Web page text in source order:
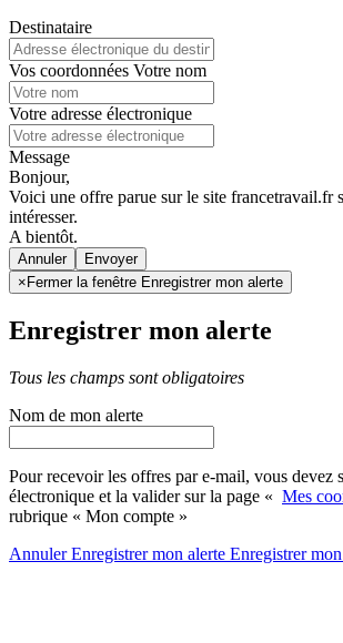
Destinataire
Vos coordonnées Votre nom
Votre adresse électronique
Message
Bonjour,
Voici une offre parue sur le site francetravail.fr
intéresser.
A bientôt.
Annuler
× Fermer la fenêtre Enregistrer mon alerte
Enregistrer mon alerte
Tous les champs sont obligatoires
Nom de mon alerte
Pour recevoir les offres par e-mail, vous devez
électronique et la valider sur la page « Mes
rubrique « Mon compte »
AnnulerEnregistrer mon alerte Enregistrermon